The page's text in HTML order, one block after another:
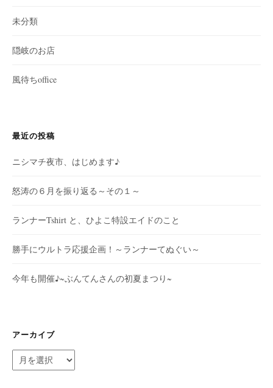
未分類
隠岐のお店
風待ちoffice
最近の投稿
ニシマチ夜市、はじめます♪
怒涛の６月を振り返る～その１～
ランナーTshirt と、ひよこ特設エイドのこと
勝手にウルトラ応援企画！～ランナーてぬぐい～
今年も開催♪~ぶんてんさんの初夏まつり~
アーカイブ
ー